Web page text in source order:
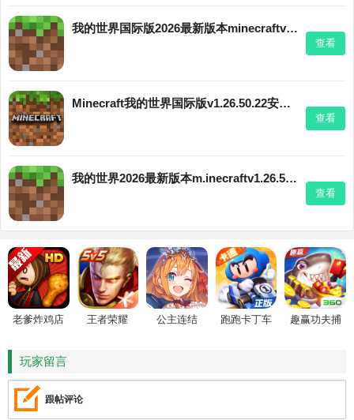
我的世界国际版2026最新版本minecraftv1.26.50.24手机版
查看
Minecraft我的世界国际版v1.26.50.22安卓版
查看
我的世界2026最新版本m.inecraftv1.26.50.22安卓版
查看
老爹炸鸡店
王者荣耀 公主连结 跑跑卡丁车
趣赢功夫捕
玩家留言
跟帖评论